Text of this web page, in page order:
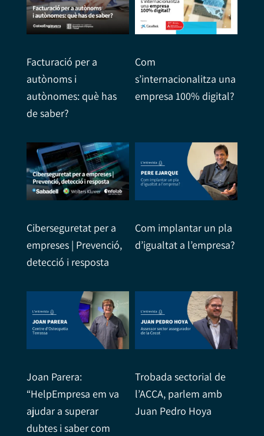
Facturació per a
autònoms i
autònomes: què has
de saber?
Com
s’internacionalitza una
empresa 100% digital?
Ciberseguretat per a
empreses | Prevenció,
detecció i resposta
Com implantar un pla
d’igualtat a l’empresa?
Joan Parera:
“HelpEmpresa em va
ajudar a superar
dubtes i saber com
Trobada sectorial de
l’ACCA, parlem amb
Juan Pedro Hoya